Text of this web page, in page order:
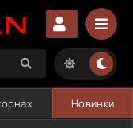
Новинки